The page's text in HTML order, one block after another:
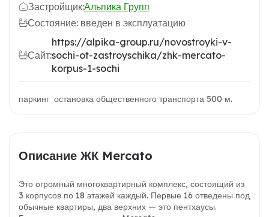
Застройщик:Альпика Групп
Состояние: введен в эксплуатацию
Сайт:
https://alpika-group.ru/novostroyki-v-
sochi-ot-zastroyschika/zhk-mercato-
korpus-1-sochi
паркинг остановка общественного транспорта 500 м.
Описание ЖК Mercato
Это огромный многоквартирный комплекс, состоящий из
3 корпусов по 18 этажей каждый. Первые 16 отведены под
обычные квартиры, два верхних — это пентхаусы.